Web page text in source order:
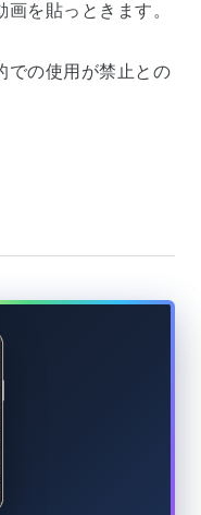
を貼っときます。
での使用が禁止との